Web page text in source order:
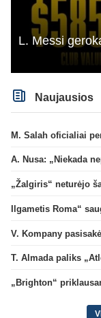
L. Messi
Naujausios
M. Salah oficialiai
A. Nusa: „Niekada
„Žalgiris“ neturėjo